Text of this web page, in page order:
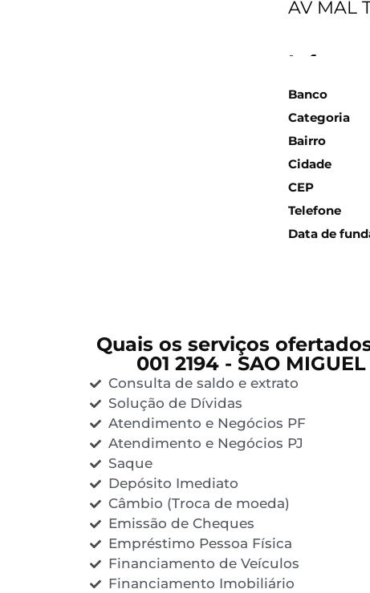
AV MAL
Banco
Categoria
Bairro
Cidade
CEP
Telefone
Data de
Quais os serviços
001 2194 - SAO
Consulta de saldo e extrato
Solução de Dívidas
Atendimento e Negócios PF
Atendimento e Negócios PJ
Saque
Depósito Imediato
Câmbio (Troca de moeda)
Emissão de Cheques
Empréstimo Pessoa Física
Financiamento de Veículos
Financiamento Imobiliário